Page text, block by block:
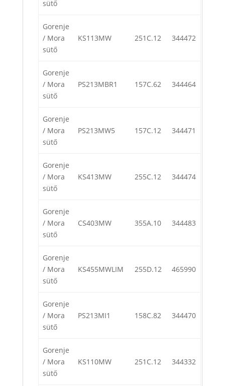
sütő
Gorenje
/ Mora
sütő
KS113MW 251C.12 344472
Gorenje
/ Mora
sütő
PS213MBR1 157C.62 344464
Gorenje
/ Mora
sütő
PS213MW5 157C.12 344471
Gorenje
/ Mora
sütő
KS413MW 255C.12 344474
Gorenje
/ Mora
sütő
CS403MW 355A.10 344483
Gorenje
/ Mora
sütő
KS455MWLIM 255D.12 465990
Gorenje
/ Mora
sütő
PS213MI1 158C.82 344470
Gorenje
/ Mora
sütő
KS110MW 251C.12 344332